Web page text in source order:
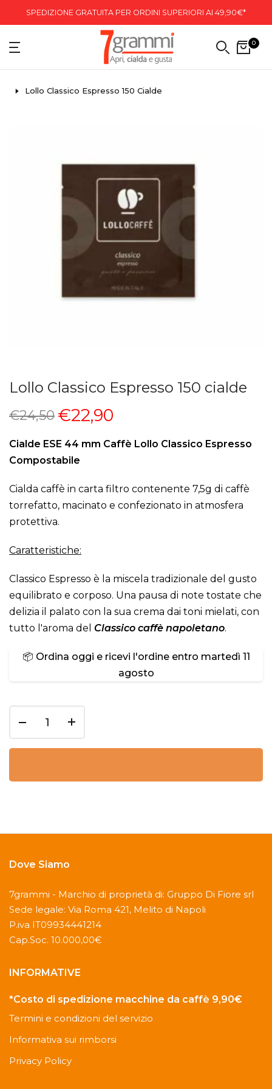
SPEDIZIONE GRATUITA PER ORDINI SUPERIORI AI 49,90€*
0
Lollo Classico Espresso 150 Cialde
Lollo Classico Espresso 150 cialde
€24,50 €22,90
Cialde ESE 44 mm Caffè Lollo Classico Espresso
Compostabile
Cialda caffè in carta filtro contenente 7,5g di caffè
torrefatto, macinato e confezionato in atmosfera
protettiva.
Caratteristiche:
Classico Espresso è la miscela tradizionale del gusto
equilibrato e corposo. Una pausa di note tostate che
delizia il palato con la sua crema dai toni mielati, con
tutto l'aroma del Classico caffè napoletano.
📦 Ordina oggi e ricevi l'ordine entro martedì 11
agosto
Dove Siamo
7grammi - Marchio di proprietà di: Gruppo Di Fiore srl
Sede legale: Via Roma 421, Melito di Napoli
P.iva IT09934441214
Cap.Soc. 10.000,00€
INFORMATIVE
*Costo di spedizione macchine da caffè 9,90€
Termini e condizioni del servizio
Informativa sui rimborsi
Privacy Policy